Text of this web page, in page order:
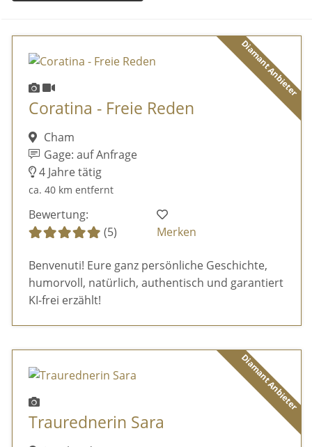
Diamant Anbieter
Coratina - Freie Reden
Cham
Gage: auf Anfrage
4 Jahre tätig
ca. 40 km entfernt
Bewertung:
(5)
Merken
Benvenuti! Eure ganz persönliche Geschichte,
humorvoll, natürlich, authentisch und garantiert
KI-frei erzählt!
Diamant Anbieter
Traurednerin Sara